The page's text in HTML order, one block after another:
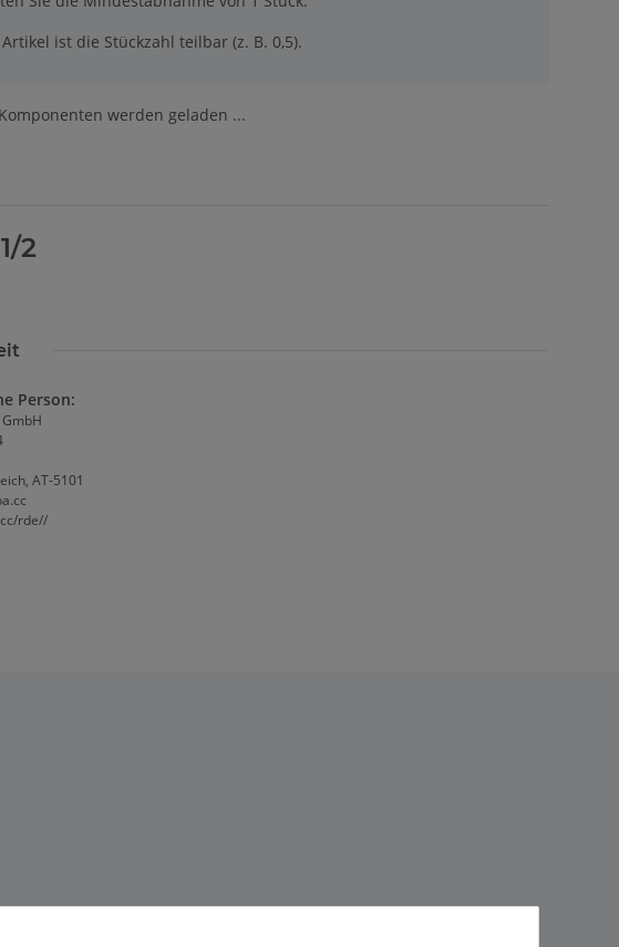
ist die Stückzahl teilbar (z. B. 0,5).
Komponenten werden geladen ...
2
Person:
AT-5101
rde//